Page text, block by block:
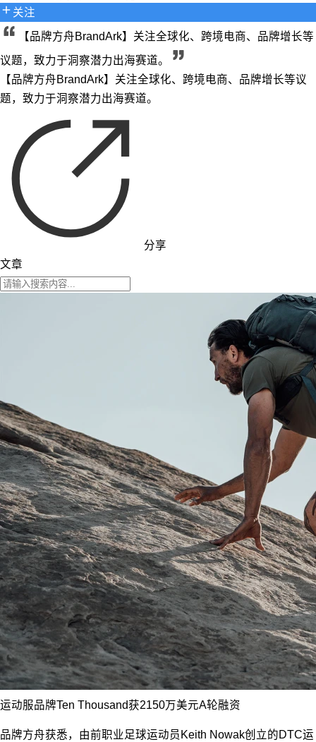
关注
【品牌方舟BrandArk】关注全球化、跨境电商、品牌增长等
议题，致力于洞察潜力出海赛道。
【品牌方舟BrandArk】关注全球化、跨境电商、品牌增长等议
题，致力于洞察潜力出海赛道。
分享
文章
运动服品牌Ten Thousand获2150万美元A轮融资
品牌方舟获悉，由前职业足球运动员Keith Nowak创立的DTC运